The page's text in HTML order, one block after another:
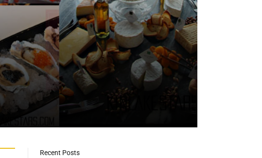
Recent Posts